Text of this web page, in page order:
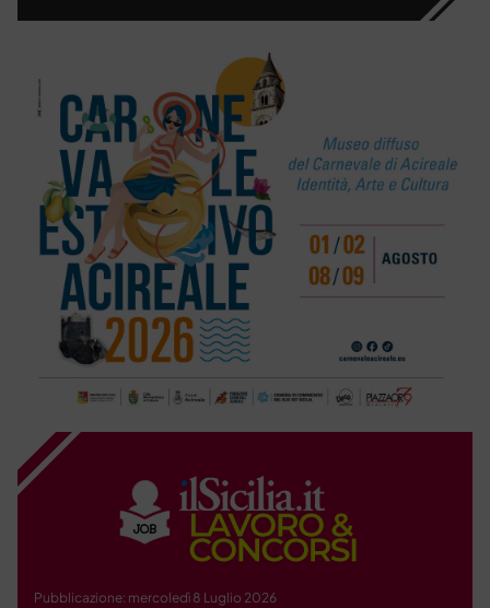
Pubblicazione: mercoledì 8 Luglio 2026